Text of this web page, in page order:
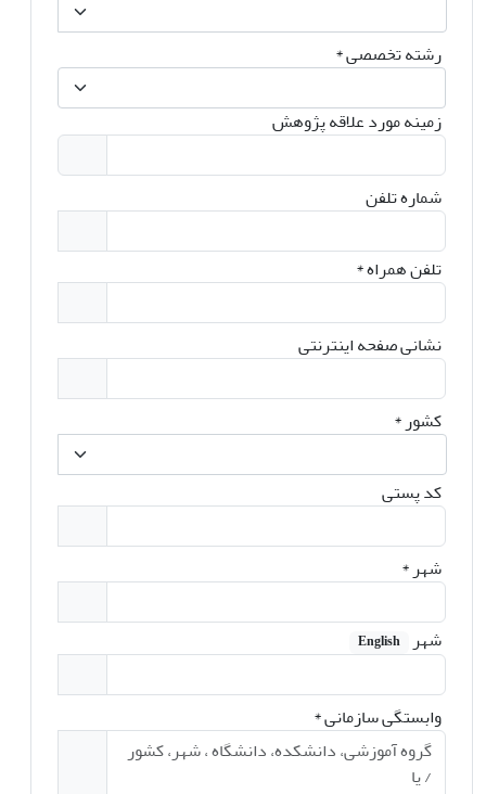
رشته تخصصی*
زمینه مورد علاقه پژوهش
شماره تلفن
تلفن همراه*
نشانی صفحه اینترنتی
کشور*
کد پستی
شهر*
شهر English
وابستگی سازمانی*